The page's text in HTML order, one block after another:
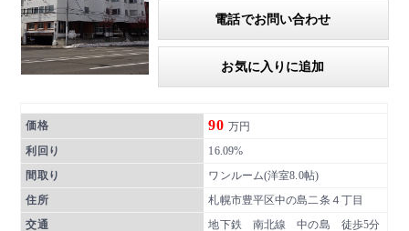
電話でお問い合わせ
お気に入りに追加
価格 90 万円
利回り
16.09%
間取り
ワンルーム(洋室8.0帖)
住所
札幌市豊平区中の島二条４丁目
交通
地下鉄 南北線 中の島 徒歩5分